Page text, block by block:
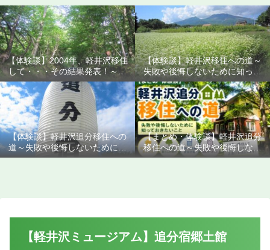
【体験談】2004年、軽井沢移住
して・・・その結果発表！～失
敗や後悔しないために知ってお
きたいこと
【体験談】軽井沢移住への道～
失敗や後悔しないために知って
おきたいこと
【体験談】軽井沢追分移住への
道～失敗や後悔しないために知
っておきたいこと
【まとめ・体験談】軽井沢追分
移住への道～失敗や後悔しない
ために知っておきたいこと
【軽井沢ミュージアム】追分宿郷土館